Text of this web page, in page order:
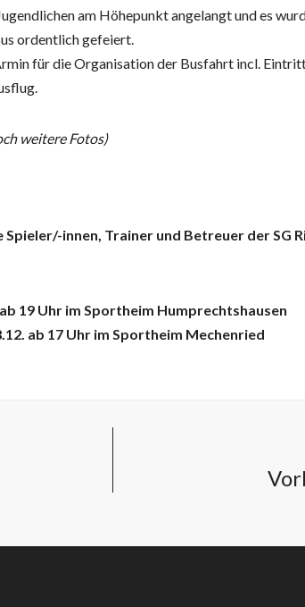
am Höhepunkt angelangt und es
ordentlich gefeiert.
für die Organisation der Busfahrt incl.
weitere Fotos)
innen, Trainer und Betreuer der SG
19 Uhr im Sportheim Humprechtshausen
ab 17 Uhr im Sportheim Mechenried